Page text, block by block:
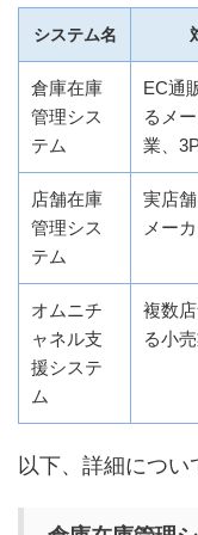
システム名
倉庫在庫
管理シス
テム
EC通
るメ
業、
店舗在庫
管理シス
テム
実店
メー
オムニチ
ャネル支
援システ
ム
複数
る小
以下、詳細につい